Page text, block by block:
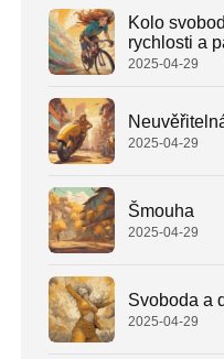
Kolo
rychlosti a
2025-04-29
2025-04-29
Šmouha
2025-04-29
Svoboda a
2025-04-29